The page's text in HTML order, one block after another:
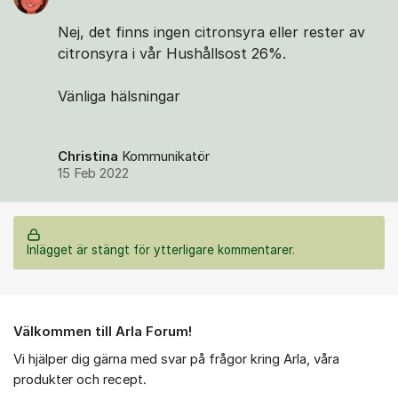
Nej, det finns ingen citronsyra eller rester av
citronsyra i vår Hushållsost 26%.
Vänliga hälsningar
Christina Kommunikatör
15 Feb 2022
Inlägget är stängt för ytterligare kommentarer.
Välkommen till Arla Forum!
Vi hjälper dig gärna med svar på frågor kring Arla, våra
produkter och recept.